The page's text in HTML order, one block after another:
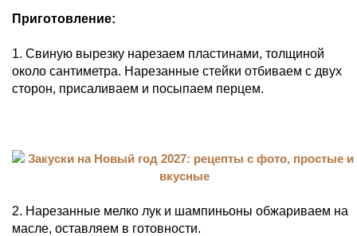
Приготовление:
1. Свиную вырезку нарезаем пластинами, толщиной
около сантиметра. Нарезанные стейки отбиваем с двух
сторон, присаливаем и посыпаем перцем.
2. Нарезанные мелко лук и шампиньоны обжариваем на
масле, оставляем в готовности.